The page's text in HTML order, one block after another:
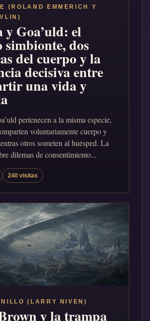
(ROLAND EMMERICH Y
y Goa’uld: el
simbionte, dos
del cuerpo y la
decisiva entre
una vida y
pertenecen a la misma especie,
voluntariamente cuerpo y
otros someten al huésped. La
dilemas de consentimiento...
240 visitas
(LARRY NIVEN)
y la trampa